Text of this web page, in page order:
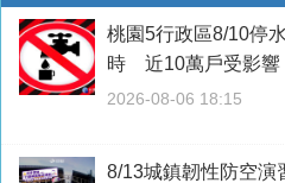
桃園5行政區8/10停
時 近10萬戶受影響
2026-08-06 18:15
8/13城鎮韌性防空